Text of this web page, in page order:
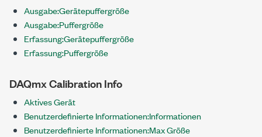
Ausgabe:Gerätepuffergröße
Ausgabe:Puffergröße
Erfassung:Gerätepuffergröße
Erfassung:Puffergröße
DAQmx Calibration Info
Aktives Gerät
Benutzerdefinierte Informationen:Informationen
Benutzerdefinierte Informationen:Max Größe